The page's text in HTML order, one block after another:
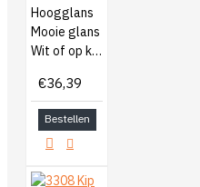
Hoogglans
Mooie glans
Wit of op kleur gemengd
€36,39
Bestellen